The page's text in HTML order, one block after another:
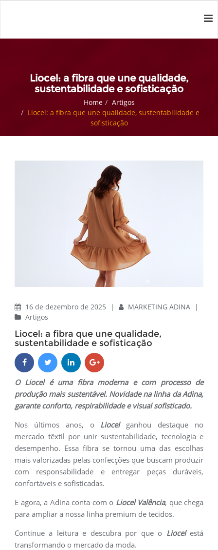
Liocel: a fibra que une qualidade,
sustentabilidade e sofisticação
Home
Artigos
Liocel: a fibra que une qualidade, sustentabilidade e
sofisticação
16 de dezembro de 2025 | MARKETING ADINA
|
Artigos
Liocel: a fibra que une qualidade,
sustentabilidade e sofisticação
O Liocel é uma fibra moderna e com processo de
produção mais sustentável. Novidade na linha da Adina,
garante conforto, respirabilidade e visual sofisticado.
Nos últimos anos, o Liocelganhou destaque no
mercado têxtil por unir sustentabilidade, tecnologia e
desempenho. Essa fibra se tornou uma das escolhas
mais valorizadas pelas confecções que buscam produzir
com responsabilidade e entregar peças duráveis,
confortáveis e sofisticadas.
E agora, a Adina conta com o Liocel Valência, que chega
para ampliar a nossa linha premium de tecidos.
Continue a leitura e descubra por que o Liocelestá
transformando o mercado da moda.